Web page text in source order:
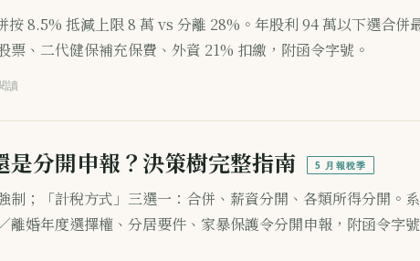
按 8.5% 抵減上限 8 萬 vs 分離 28%。年股利 94 萬以下選合併
票、二代健保補充保費、外資 21% 扣繳，附函令字號。
讀
是分開申報？決策樹完整指南 5 月報稅季
制；「計稅方式」三選一：合併、薪資分開、各類所得分開。
離婚年度選擇權、分居要件、家暴保護令分開申報，附函令字